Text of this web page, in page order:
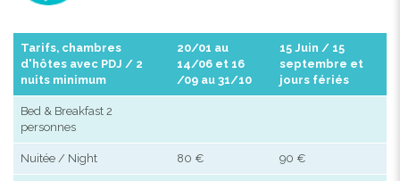
Tarifs, chambres
d'hôtes avec PDJ / 2
nuits minimum
20/01 au
14/06 et 16
/09 au 31/10
15 Juin / 15
septembre et
jours fériés
Bed & Breakfast 2
personnes
Nuitée / Night 80 € 90 €